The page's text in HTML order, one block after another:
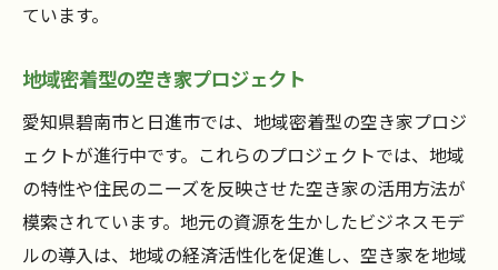
ています。
地域密着型の空き家プロジェクト
愛知県碧南市と日進市では、地域密着型の空き家プロジ
ェクトが進行中です。これらのプロジェクトでは、地域
の特性や住民のニーズを反映させた空き家の活用方法が
模索されています。地元の資源を生かしたビジネスモデ
ルの導入は、地域の経済活性化を促進し、空き家を地域